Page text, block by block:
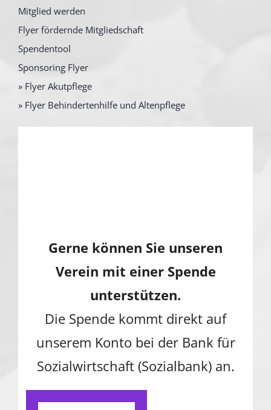
Mitglied werden
Flyer fördernde Mitgliedschaft
Spendentool
Sponsoring Flyer
» Flyer Akutpflege
» Flyer Behindertenhilfe und Altenpflege
Gerne können Sie unseren
Verein mit einer Spende
unterstützen.
Die Spende kommt direkt auf
unserem Konto bei der Bank für
Sozialwirtschaft (Sozialbank) an.